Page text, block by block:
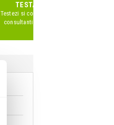
TESTARE IN SHOWROOM
Testezi si compari produsele impreuna cu
consultanti Zeedo specializati pe acest